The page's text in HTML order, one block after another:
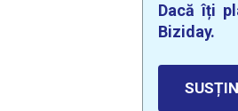
Dacă îți
Biziday.